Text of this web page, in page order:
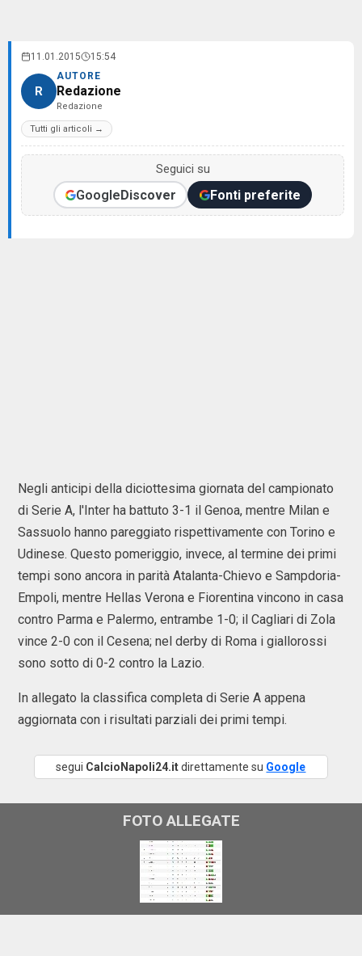
11.01.2015 15:54
R
AUTORE
Redazione
Redazione
Tutti gli articoli →
Seguici su
GoogleDiscover Fonti preferite
Negli anticipi della diciottesima giornata del campionato
di Serie A, l'Inter ha battuto 3-1 il Genoa, mentre Milan e
Sassuolo hanno pareggiato rispettivamente con Torino e
Udinese. Questo pomeriggio, invece, al termine dei primi
tempi sono ancora in parità Atalanta-Chievo e Sampdoria-
Empoli, mentre Hellas Verona e Fiorentina vincono in casa
contro Parma e Palermo, entrambe 1-0; il Cagliari di Zola
vince 2-0 con il Cesena; nel derby di Roma i giallorossi
sono sotto di 0-2 contro la Lazio.
In allegato la classifica completa di Serie A appena
aggiornata con i risultati parziali dei primi tempi.
segui CalcioNapoli24.itdirettamente su Google
FOTO ALLEGATE